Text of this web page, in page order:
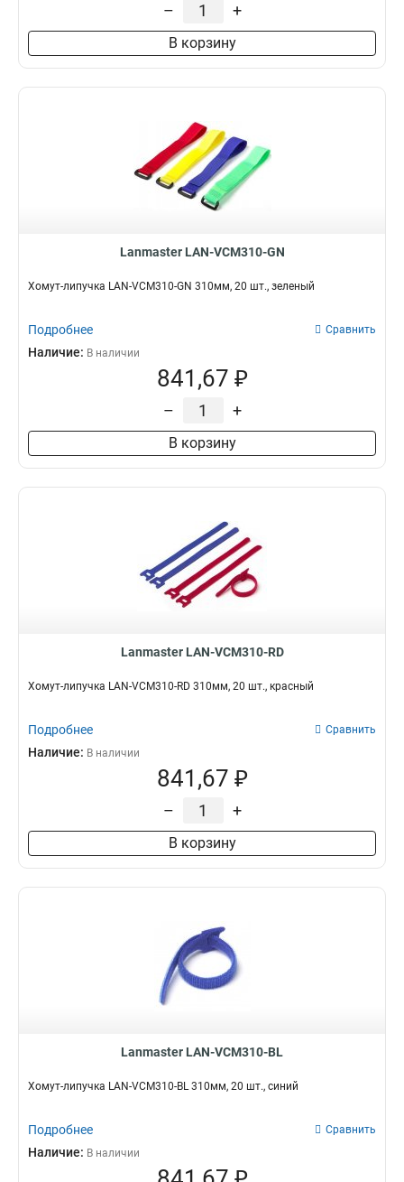
– +
В корзину
Lanmaster LAN-VCM310-GN
Хомут-липучка LAN-VCM310-GN 310мм, 20 шт., зеленый
Подробнее Сравнить
Наличие: В наличии
841,67 ₽
– +
В корзину
Lanmaster LAN-VCM310-RD
Хомут-липучка LAN-VCM310-RD 310мм, 20 шт., красный
Подробнее Сравнить
Наличие: В наличии
841,67 ₽
– +
В корзину
Lanmaster LAN-VCM310-BL
Хомут-липучка LAN-VCM310-BL 310мм, 20 шт., синий
Подробнее Сравнить
Наличие: В наличии